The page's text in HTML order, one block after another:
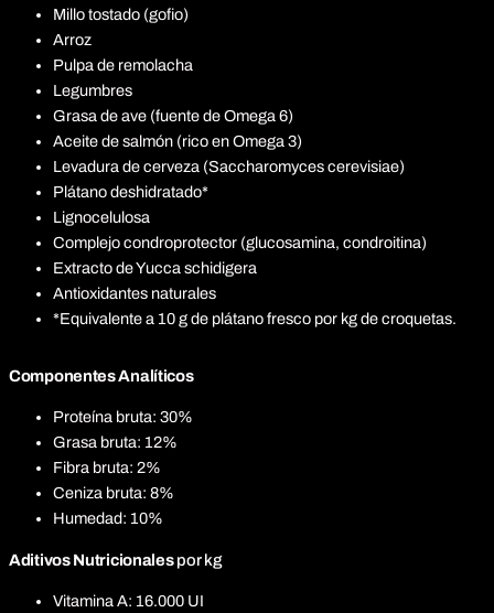
Millo tostado (gofio)
Arroz
Pulpa de remolacha
Legumbres
Grasa de ave (fuente de Omega 6)
Aceite de salmón (rico en Omega 3)
Levadura de cerveza (Saccharomyces cerevisiae)
Plátano deshidratado*
Lignocelulosa
Complejo condroprotector (glucosamina, condroitina)
Extracto de Yucca schidigera
Antioxidantes naturales
*Equivalente a 10 g de plátano fresco por kg de croquetas.
Componentes Analíticos
Proteína bruta: 30%
Grasa bruta: 12%
Fibra bruta: 2%
Ceniza bruta: 8%
Humedad: 10%
Aditivos Nutricionalespor kg
Vitamina A: 16.000 UI